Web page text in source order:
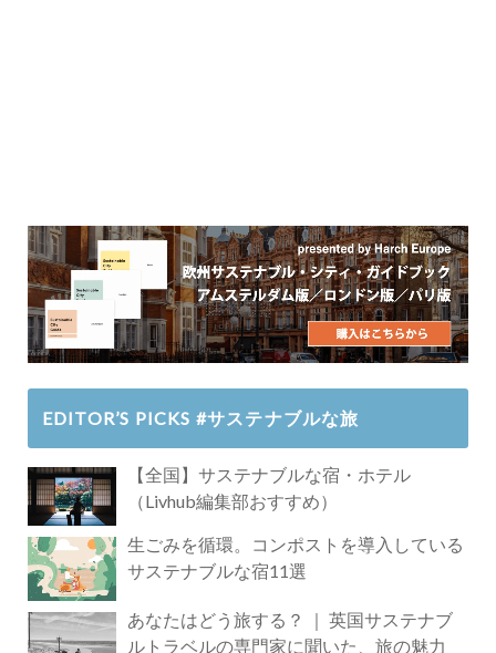
EDITOR’S PICKS #サステナブルな旅
【全国】サステナブルな宿・ホテル
（Livhub編集部おすすめ）
生ごみを循環。コンポストを導入している
サステナブルな宿11選
あなたはどう旅する？ ｜ 英国サステナブ
ルトラベルの専門家に聞いた、旅の魅力